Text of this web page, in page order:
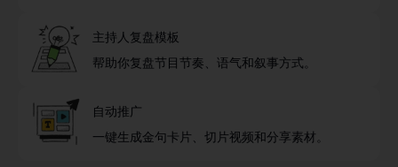
主持人复盘模板
帮助你复盘节目节奏、语气和叙事方式。
自动推广
一键生成金句卡片、切片视频和分享素材。